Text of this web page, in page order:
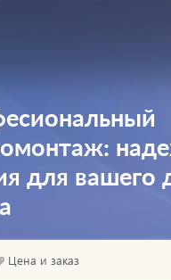
для вашего
Цена и заказ